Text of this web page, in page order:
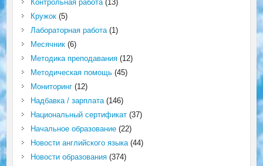
Контрольная работа(13)
Кружок(5)
Лабораторная работа(1)
Месячник(6)
Методика преподавания(12)
Методическая помощь(45)
Мониторинг(12)
Надбавка / зарплата(146)
Национальный сертификат(37)
Начальное образование(22)
Новости английского языка(44)
Новости образования(374)